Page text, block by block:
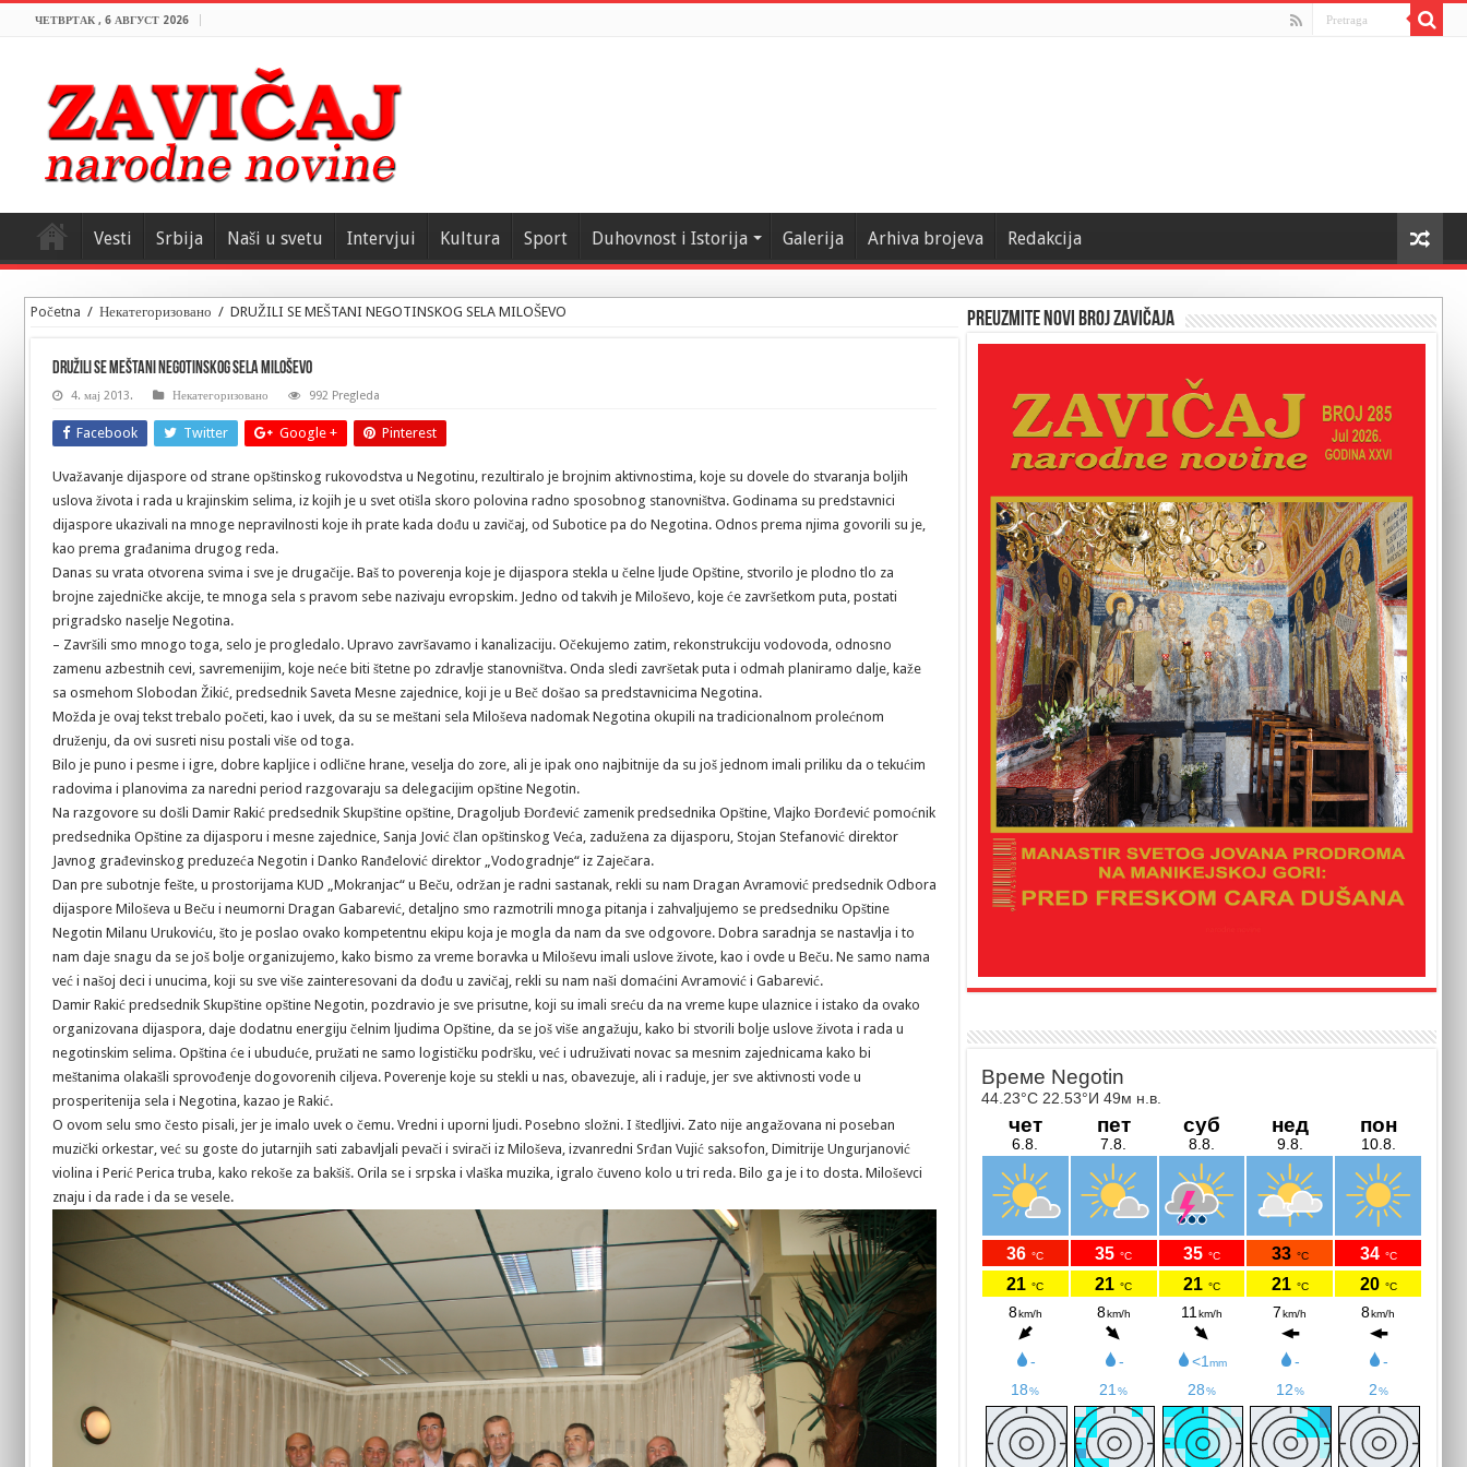
ЧЕТВРТАК , 6 АВГУСТ 2026
Vesti Srbija Naši u svetu Intervjui Kultura Sport Duhovnost i Istorija Galerija Arhiva brojeva Redakcija
Početna / Некатегоризовано / DRUŽILI SE MEŠTANI NEGOTINSKOG SELA MILOŠEVO
DRUŽILI SE MEŠTANI NEGOTINSKOG SELA MILOŠEVO
4. мај 2013. Некатегоризовано 992 Pregleda
Facebook Twitter Google + Pinterest
Uvažavanje dijaspore od strane opštinskog rukovodstva u Negotinu, rezultiralo je brojnim aktivnostima, koje su dovele do stvaranja boljih
uslova života i rada u krajinskim selima, iz kojih je u svet otišla skoro polovina radno sposobnog stanovništva. Godinama su predstavnici
dijaspore ukazivali na mnoge nepravilnosti koje ih prate kada dođu u zavičaj, od Subotice pa do Negotina. Odnos prema njima govorili su je,
kao prema građanima drugog reda.
Danas su vrata otvorena svima i sve je drugačije. Baš to poverenja koje je dijaspora stekla u čelne ljude Opštine, stvorilo je plodno tlo za
brojne zajedničke akcije, te mnoga sela s pravom sebe nazivaju evropskim. Jedno od takvih je Miloševo, koje će završetkom puta, postati
prigradsko naselje Negotina.
– Završili smo mnogo toga, selo je progledalo. Upravo završavamo i kanalizaciju. Očekujemo zatim, rekonstrukciju vodovoda, odnosno
zamenu azbestnih cevi, savremenijim, koje neće biti štetne po zdravlje stanovništva. Onda sledi završetak puta i odmah planiramo dalje, kaže
sa osmehom Slobodan Žikić, predsednik Saveta Mesne zajednice, koji je u Beč došao sa predstavnicima Negotina.
Možda je ovaj tekst trebalo početi, kao i uvek, da su se meštani sela Miloševa nadomak Negotina okupili na tradicionalnom prolećnom
druženju, da ovi susreti nisu postali više od toga.
Bilo je puno i pesme i igre, dobre kapljice i odlične hrane, veselja do zore, ali je ipak ono najbitnije da su još jednom imali priliku da o tekućim
radovima i planovima za naredni period razgovaraju sa delegacijim opštine Negotin.
Na razgovore su došli Damir Rakić predsednik Skupštine opštine, Dragoljub Đorđević zamenik predsednika Opštine, Vlajko Đorđević pomoćnik
predsednika Opštine za dijasporu i mesne zajednice, Sanja Jović član opštinskog Veća, zadužena za dijasporu, Stojan Stefanović direktor
Javnog građevinskog preduzeća Negotin i Danko Ranđelović direktor „Vodogradnje“ iz Zaječara.
Dan pre subotnje fešte, u prostorijama KUD „Mokranjac“ u Beču, održan je radni sastanak, rekli su nam Dragan Avramović predsednik Odbora
dijaspore Miloševa u Beču i neumorni Dragan Gabarević, detaljno smo razmotrili mnoga pitanja i zahvaljujemo se predsedniku Opštine
Negotin Milanu Urukoviću, što je poslao ovako kompetentnu ekipu koja je mogla da nam da sve odgovore. Dobra saradnja se nastavlja i to
nam daje snagu da se još bolje organizujemo, kako bismo za vreme boravka u Miloševu imali uslove živote, kao i ovde u Beču. Ne samo nama
već i našoj deci i unucima, koji su sve više zainteresovani da dođu u zavičaj, rekli su nam naši domaćini Avramović i Gabarević.
Damir Rakić predsednik Skupštine opštine Negotin, pozdravio je sve prisutne, koji su imali sreću da na vreme kupe ulaznice i istako da ovako
organizovana dijaspora, daje dodatnu energiju čelnim ljudima Opštine, da se još više angažuju, kako bi stvorili bolje uslove života i rada u
negotinskim selima. Opština će i ubuduće, pružati ne samo logističku podršku, već i udruživati novac sa mesnim zajednicama kako bi
meštanima olakašli sprovođenje dogovorenih ciljeva. Poverenje koje su stekli u nas, obavezuje, ali i raduje, jer sve aktivnosti vode u
prosperitenija sela i Negotina, kazao je Rakić.
O ovom selu smo često pisali, jer je imalo uvek o čemu. Vredni i uporni ljudi. Posebno složni. I štedljivi. Zato nije angažovana ni poseban
muzički orkestar, već su goste do jutarnjih sati zabavljali pevači i svirači iz Miloševa, izvanredni Srđan Vujić saksofon, Dimitrije Ungurjanović
violina i Perić Perica truba, kako rekoše za bakšiš. Orila se i srpska i vlaška muzika, igralo čuveno kolo u tri reda. Bilo ga je i to dosta. Miloševci
znaju i da rade i da se vesele.
Preuzmite novi broj Zavičaja